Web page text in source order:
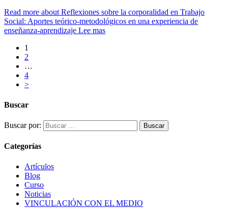
Read more about Reflexiones sobre la corporalidad en Trabajo
Social: Aportes teórico-metodológicos en una experiencia de
enseñanza-aprendizaje Lee mas
1
2
…
4
>
Buscar
Buscar por:
Categorías
Artículos
Blog
Curso
Noticias
VINCULACIÓN CON EL MEDIO